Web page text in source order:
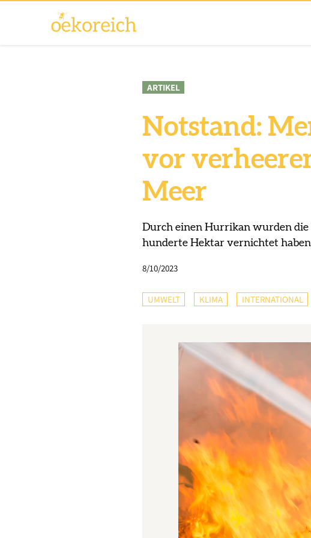
ARTIKEL
Notstand:
vor
Meer
Durch einen Hurrikan wurden die
hunderte Hektar vernichtet
8/10/2023
UMWELT KLIMA INTERNATIONAL